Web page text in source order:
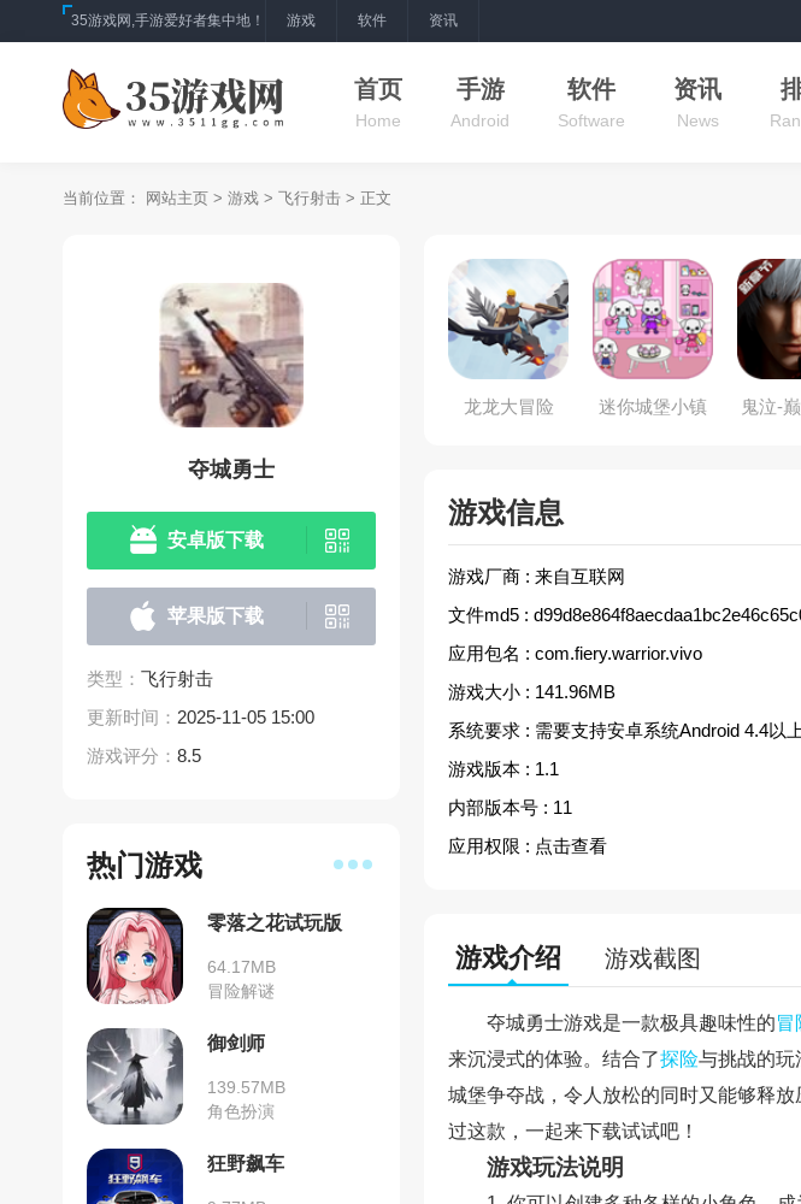
35游戏网,手游爱好者集中地！ 游戏 软件 资讯
首页
Home
手游
Android
软件
Software
资讯
News
当前位置： 网站主页 > 游戏 > 飞行射击 > 正文
夺城勇士
安卓版下载
苹果版下载
类型： 飞行射击
更新时间： 2025-11-05 15:00
游戏评分： 8.5
热门游戏
零落之花试玩版
64.17MB
冒险解谜
御剑师
139.57MB
角色扮演
狂野飙车
龙龙大冒险
迷你城堡小镇
鬼泣-
游戏信息
游戏厂商 : 来自互联网
文件md5 :
应用包名 : com.fiery.warrior.vivo
游戏大小 : 141.96MB
系统要求 : 需要支持安卓系统Android 4.4以上
游戏版本 : 1.1
内部版本号 : 11
应用权限 : 点击查看
游戏介绍 游戏截图
夺城勇士游戏是一款极具趣味性的冒
来沉浸式的体验。结合了探险与挑战的玩
城堡争夺战，令人放松的同时又能够释
过这款，一起来下载试试吧！
游戏玩法说明